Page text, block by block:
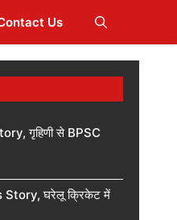
Us
गृहिणी से BPSC
घरेलू क्रिकेट में